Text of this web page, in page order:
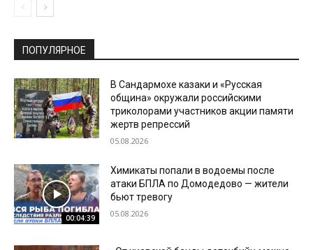
ПОПУЛЯРНОЕ
В Сандармохе казаки и «Русская
община» окружали российскими
триколорами участников акции памяти
жертв репрессий
05.08.2026
00:04:39
Химикаты попали в водоемы после
атаки БПЛА по Домодедово — жители
бьют тревогу
05.08.2026